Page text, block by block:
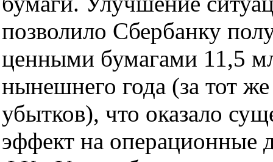
позволило Сбербанку
ценными бумагами 11,5
нынешнего года (за тот
убытков), что оказало
эффект на операционные